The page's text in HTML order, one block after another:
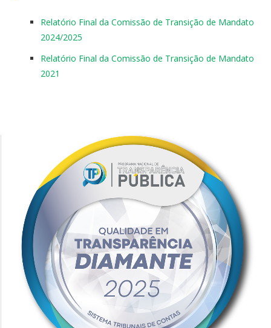
Relatório Final da Comissão de Transição de Mandato
2024/2025
Relatório Final da Comissão de Transição de Mandato
2021